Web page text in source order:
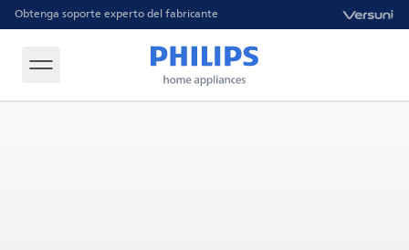
Obtenga soporte experto del fabricante